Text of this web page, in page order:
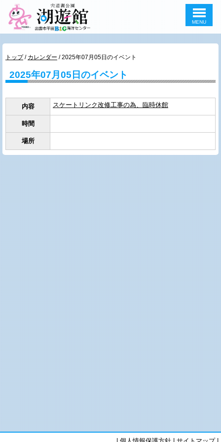
このページの本文へ
MENU
現
の
位
トップ/ カレンダー /2025年07月05日のイベント
2025年07月05日のイベント
内容 スケートリンク改修工事の為、臨時休館
時間
場所